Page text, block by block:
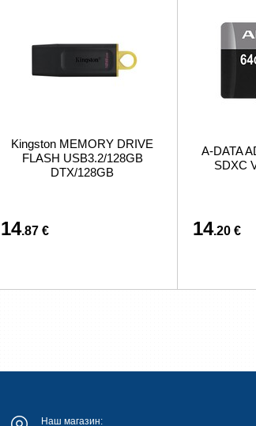
Kingston MEMORY DRIVE
FLASH USB3.2/128GB
DTX/128GB
14.87 €
A-DATA
SDXC
14.20 €
Наш магазин: